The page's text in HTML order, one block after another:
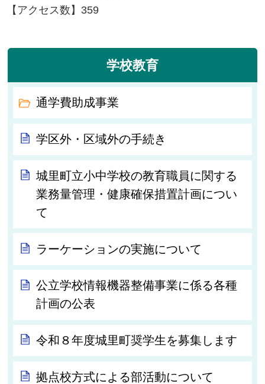
【アクセス数】 359
学校教育
通学費助成事業
学区外・区域外の手続き
城里町立小中学校の教育職員に関する
業務量管理・健康確保措置計画につい
て
ラーケーションの実施について
公立学校情報機器整備事業に係る各種
計画の公表
令和８年度城里町奨学生を募集します
拠点校方式による部活動について